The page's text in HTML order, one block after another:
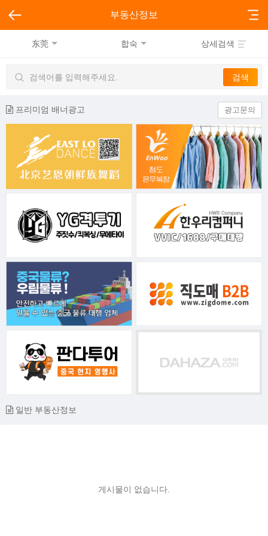
부동산정보
东莞 합숙 상세검색
프리미엄 배너광고 광고문의
일반 부동산정보
게시물이 없습니다.